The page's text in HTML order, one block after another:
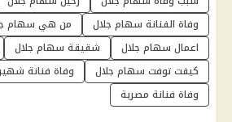
وفاة الفنانة سهام جلال
من هي سهام
اعمال سهام جلال
شقيقة سهام جلال
كيفت توفت سهام جلال
وفاة فنانة
وفاة فنانة مصرية